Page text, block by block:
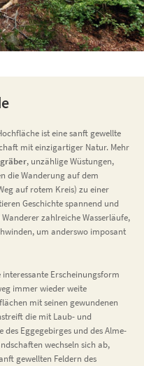
ist eine sanft gewellte
mit einzigartiger Natur. Mehr
, unzählige Wüstungen,
die Wanderung auf dem
auf rotem Kreis) zu einer
Geschichte spannend und
zahlreiche Wasserläufe,
um anderswo imposant
Erscheinungsform
immer wieder weite
mit seinen gewundenen
die mit Laub- und
Eggegebirges und des Alme-
wechseln sich ab,
gewellten Feldern des